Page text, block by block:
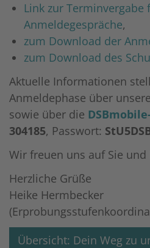
Link zur Terminvergabe
Anmeldegespräche,
zum Download der
zum Download des
Aktuelle Informationen
Anmeldephase über
sowie über die
304185, Passwort:
Wir freuen uns auf Sie und
Herzliche Grüße
Heike Hermbecker
Übersicht: Dein Weg zu